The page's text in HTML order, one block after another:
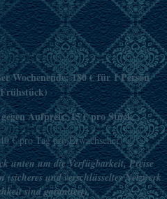
Wochenende: 180 € für 1 Person
Aufpreis: 15 € pro Stück.
€ pro Tag pro Erwachsener)
unten um die Verfügbarkeit, Preise
und verschlüsseltes Netzwerk
sind garantiert).